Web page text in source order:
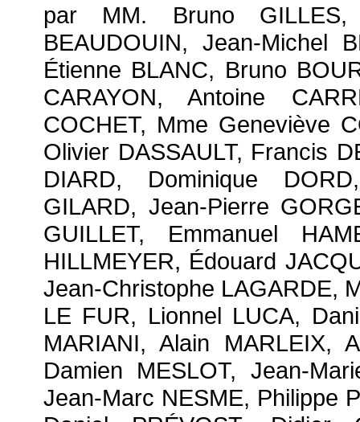
par MM. Bruno GILLES,
BEAUDOUIN, Jean-Michel
Étienne BLANC, Bruno
CARAYON, Antoine
COCHET, Mme Geneviève
Olivier DASSAULT, Francis
DIARD, Dominique
GILARD, Jean-Pierre
GUILLET, Emmanuel
HILLMEYER, Édouard
Jean-Christophe LAGARDE,
LE FUR, Lionnel LUCA,
MARIANI, Alain MARLEIX,
Damien MESLOT, Jean-
Jean-Marc NESME, Philippe